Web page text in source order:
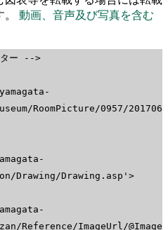
動画、音声及び写真を含む
ー -->
RoomPicture/0957/201706
Drawing/Drawing.asp'>
Reference/ImageUrl/@Image